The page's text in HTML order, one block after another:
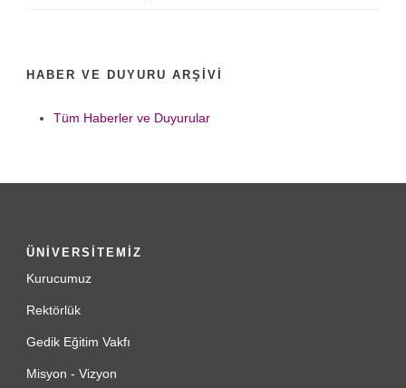
HABER VE DUYURU ARŞIVI
Tüm Haberler ve Duyurular
ÜNİVERSİTEMİZ
Kurucumuz
Rektörlük
Gedik Eğitim Vakfı
Misyon - Vizyon